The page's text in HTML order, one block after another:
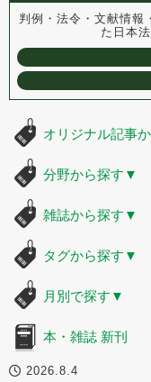
判例・法令・文献情報
た 日本
オリジナル記事
分野から探す ▼
雑誌から探す ▼
タグから探す ▼
月別で探す ▼
本・雑誌 新刊
2026.8.4